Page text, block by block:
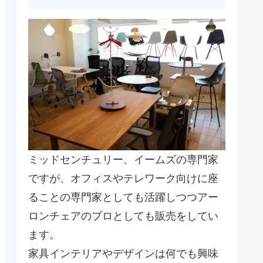
ミッドセンチュリー、イームズの専門家
ですが、オフィスやテレワーク向けに座
ることの専門家としても活躍しつつアー
ロンチェアのプロとしても販売をしてい
ます。
家具インテリアやデザインは何でも興味